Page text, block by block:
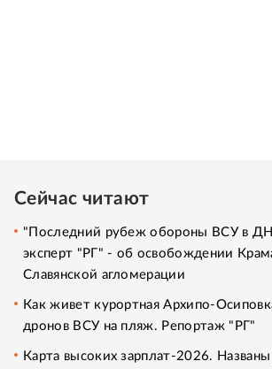
Сейчас читают
"Последний рубеж обороны ВСУ в
эксперт "РГ" - об освобождении
Славянской агломерации
Как живет курортная Архипо-
дронов ВСУ на пляж. Репортаж "РГ"
Карта высоких зарплат-2026.